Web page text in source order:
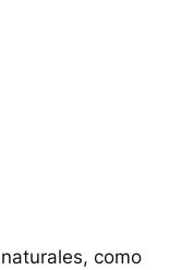
como